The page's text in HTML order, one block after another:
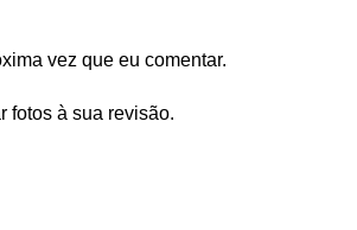
vez que eu comentar.
fotos à sua revisão.